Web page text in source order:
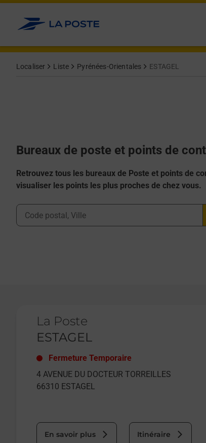
Allez au contenu
Localiser Liste Pyrénées-Orientales ESTAGEL
Bureaux de poste et points de
Retrouvez tous les bureaux de Poste et points de
visualiser les points les plus proches de chez vous.
Ville, Département, Code Postal
La Poste
ESTAGEL
Fermeture Temporaire
4 AVENUE DU DOCTEUR TORREILLES
66310 ESTAGEL
En savoir plus Itinéraire
Afficher ou masquer la réponse
Afficher ou masquer la réponse
Afficher ou masquer la réponse
Afficher ou masquer la réponse
Afficher ou masquer la réponse